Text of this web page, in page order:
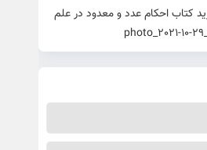
کتاب احکام عدد و معدود در علم
photo_2021-10-